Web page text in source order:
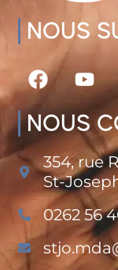
NOUS
NOUS
354, rue
St-
0262 56